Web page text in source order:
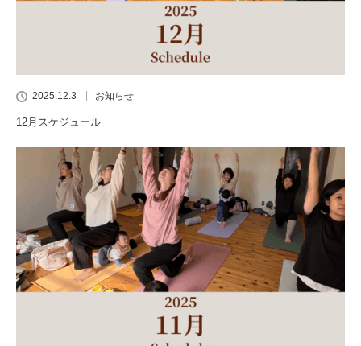
2025.12.3 お知らせ
12月スケジュール